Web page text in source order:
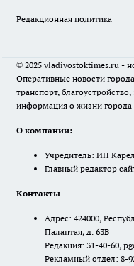
Редакционная политика
© 2025 vladivostoktimes.ru -
Оперативные новости
транспорт,
информация о жизни города
О компании:
Учредитель: ИП
Главный редактор
Контакты
Адрес: 424000,
Палантая, д. 63В
Редакция: 31-40-60,
Рекламный отдел: 8-